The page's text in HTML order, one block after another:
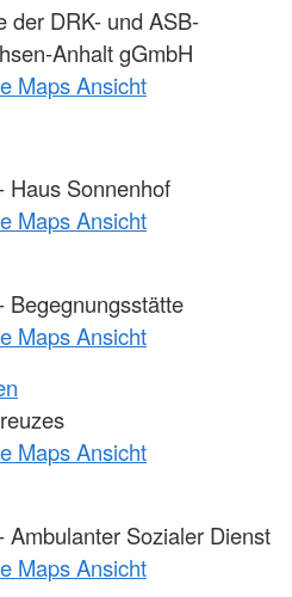
der DRK- und ASB-
Anhalt gGmbH
Maps Ansicht
Haus Sonnenhof
Maps Ansicht
Begegnungsstätte
Maps Ansicht
Maps Ansicht
Ambulanter Sozialer Dienst
Maps Ansicht